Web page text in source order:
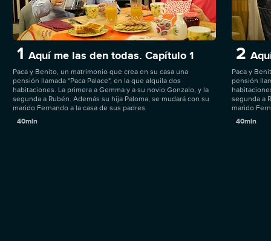
1 Aquí me las den todas. Capítulo 1
Paca y Benito, un matrimonio que crea en su casa una
pensión llamada "Paca Palace", en la que alquila dos
habitaciones. La primera a Gemma y a su novio Gonzalo, y la
segunda a Rubén. Además su hija Paloma, se mudará con su
marido Fernando a la casa de sus padres.
40min
2
Paca y
pensión
segunda a
marido
40min